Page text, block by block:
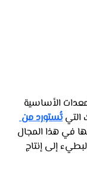
الأساسية
تُستورد من
في هذا المجال
إلى إنتاج